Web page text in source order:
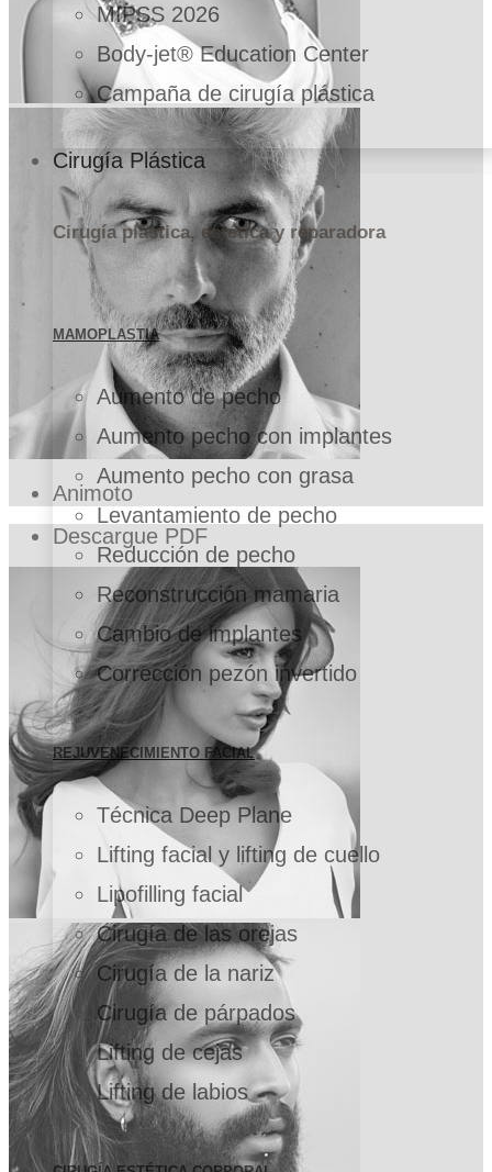
MIPSS 2026
Body-jet® Education Center
Campaña de cirugía plástica
Cirugía Plástica
Cirugía plástica, estética y reparadora
MAMOPLASTIA
Aumento de pecho
Aumento pecho con implantes
Aumento pecho con grasa
Levantamiento de pecho
Reducción de pecho
Reconstrucción mamaria
Cambio de implantes
Corrección pezón invertido
REJUVENECIMIENTO FACIAL
Técnica Deep Plane
Lifting facial y lifting de cuello
Lipofilling facial
Cirugía de las orejas
Cirugía de la nariz
Cirugía de párpados
Lifting de cejas
Lifting de labios
Animoto
Descargue PDF